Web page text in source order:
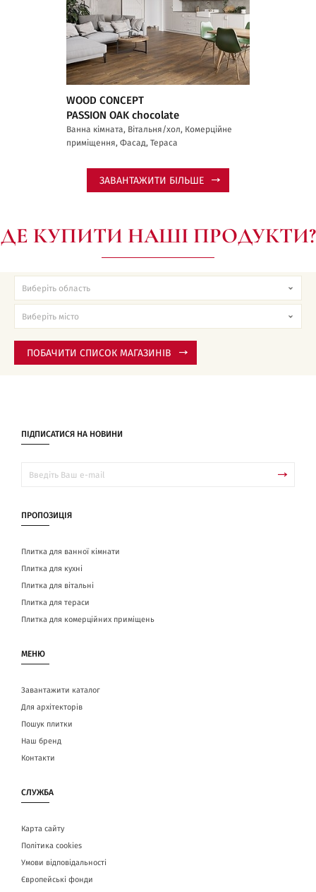
WOOD CONCEPT
PASSION OAK chocolate
Ванна кімната, Вітальня/хол, Комерційне
приміщення, Фасад, Тераса
ЗАВАНТАЖИТИ БІЛЬШЕ
ДЕ КУПИТИ НАШІ ПРОДУКТИ?
ПОБАЧИТИ СПИСОК МАГАЗИНІВ
ПІДПИСАТИСЯ НА НОВИНИ
ПРОПОЗИЦІЯ
Плитка для ванної кімнати
Плитка для кухні
Плитка для вітальні
Плитка для тераси
Плитка для комерційних приміщень
МЕНЮ
Завантажити каталог
Для архітекторів
Пошук плитки
Наш бренд
Контакти
СЛУЖБА
Карта сайту
Політика cookies
Умови відповідальності
Європейські фонди